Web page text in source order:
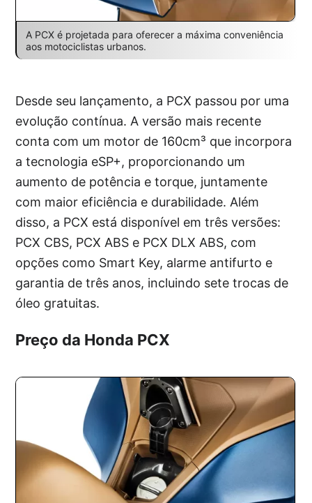
A PCX é projetada para oferecer a máxima conveniência
aos motociclistas urbanos.
Desde seu lançamento, a PCX passou por uma
evolução contínua. A versão mais recente
conta com um motor de 160cm³ que incorpora
a tecnologia eSP+, proporcionando um
aumento de potência e torque, juntamente
com maior eficiência e durabilidade. Além
disso, a PCX está disponível em três versões:
PCX CBS, PCX ABS e PCX DLX ABS, com
opções como Smart Key, alarme antifurto e
garantia de três anos, incluindo sete trocas de
óleo gratuitas.
Preço da Honda PCX